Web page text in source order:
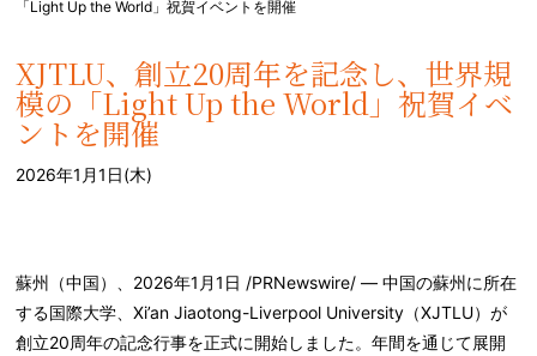
「Light Up the World」祝賀イベントを開催
XJTLU、創立20周年を記念し、世界規
模の「Light Up the World」祝賀イベ
ントを開催
2026年1月1日(木)
蘇州 （中国） 2026年1 月1 日 /PRNewswire/ —中国の蘇州に所在
する国際大学、Xi’an Jiaotong-Liverpool University （XJTLU）が
創立20周年の記念行事を正式に開始しました。年間を通じて展開